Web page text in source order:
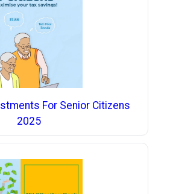
For Senior Citizens
2025